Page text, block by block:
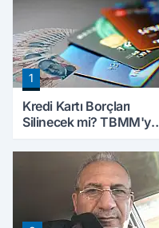
1
Kredi Kartı Borçları
Silinecek mi? TBMM'ye
Ayrıntıları Belli Oldu